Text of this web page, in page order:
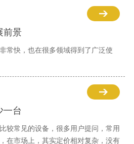
前景
常快，也在很多领域得到了广泛使
一台
较常见的设备，很多用户提问，常用
在市场上，其实定价相对复杂，没有